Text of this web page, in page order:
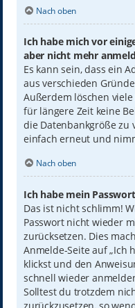
Nach oben
Ich habe mich vor
aber nicht mehr
Es kann sein, dass ein
aus verschieden
Außerdem löschen
für längere Zeit keine
die Datenbankgröße zu
einfach erneut und
Nach oben
Ich habe mein
Das ist nicht schlimm!
Passwort nicht wieder
zurücksetzen. Dies
Anmelde-Seite auf „Ich
klickst und den
schnell wieder
Solltest du trotzdem
zurückzusetzen, so